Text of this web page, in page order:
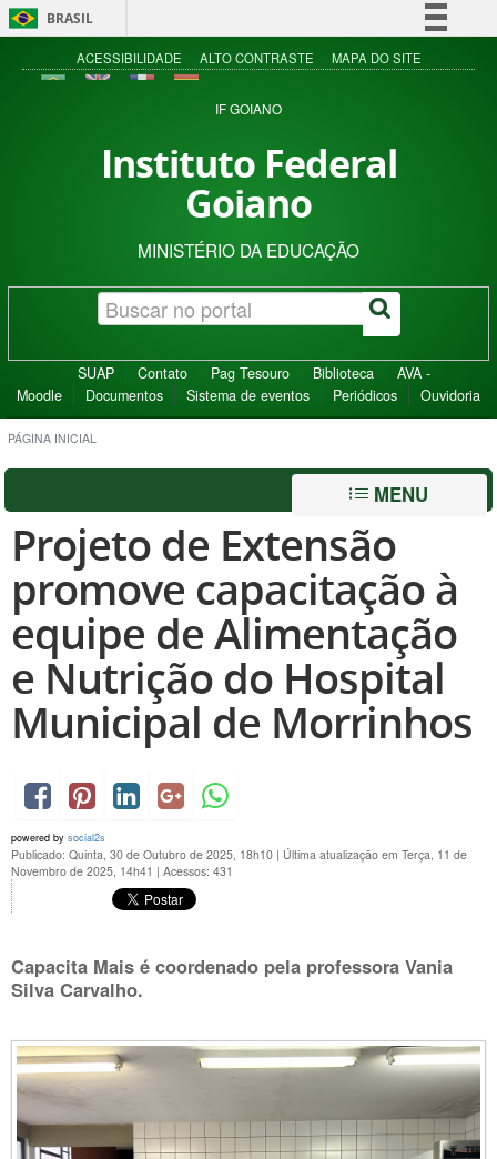
BRASIL
Simplifique!
Acesso à informação
ACESSIBILIDADE ALTO CONTRASTE MAPA DO SITE
IF GOIANO
Instituto Federal
Goiano
MINISTÉRIO DA EDUCAÇÃO
SUAP Contato Pag Tesouro Biblioteca
AVA -
Moodle
Documentos Sistema de eventos Periódicos Ouvidoria
PÁGINA INICIAL
MENU
Projeto de Extensão
promove capacitação à
equipe de Alimentação
e Nutrição do Hospital
Municipal de Morrinhos
powered by social2s
Publicado: Quinta, 30 de Outubro de 2025, 18h10 | Última atualização em Terça, 11 de
Novembro de 2025, 14h41 | Acessos: 431
Capacita Mais é coordenado pela professora Vania
Silva Carvalho.